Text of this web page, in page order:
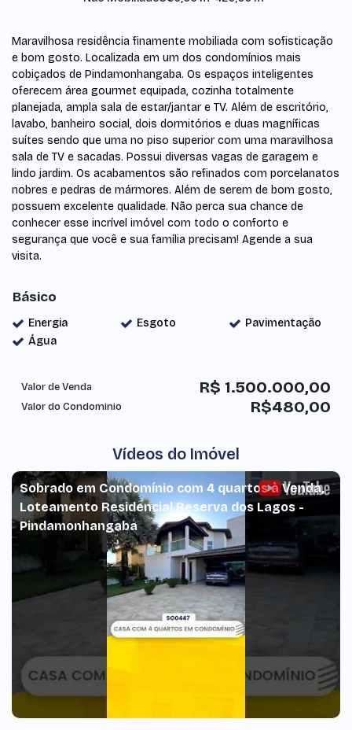
Maravilhosa residência finamente mobiliada com sofisticação
e bom gosto. Localizada em um dos condomínios mais
cobiçados de Pindamonhangaba. Os espaços inteligentes
oferecem área gourmet equipada, cozinha totalmente
planejada, ampla sala de estar/jantar e TV. Além de escritório,
lavabo, banheiro social, dois dormitórios e duas magníficas
suítes sendo que uma no piso superior com uma maravilhosa
sala de TV e sacadas. Possui diversas vagas de garagem e
lindo jardim. Os acabamentos são refinados com porcelanatos
nobres e pedras de mármores. Além de serem de bom gosto,
possuem excelente qualidade. Não perca sua chance de
conhecer esse incrível imóvel com todo o conforto e
segurança que você e sua família precisam! Agende a sua
visita.
Básico
Energia Esgoto
Pavimentação
Água
R$ 1.500.000,00
Valor de Venda
Valor do Condominio
R$480,00
Vídeos do Imóvel
Sobrado em Condomínio com 4 quartos à Venda,
Loteamento Residencial Reserva dos Lagos -
Pindamonhangaba